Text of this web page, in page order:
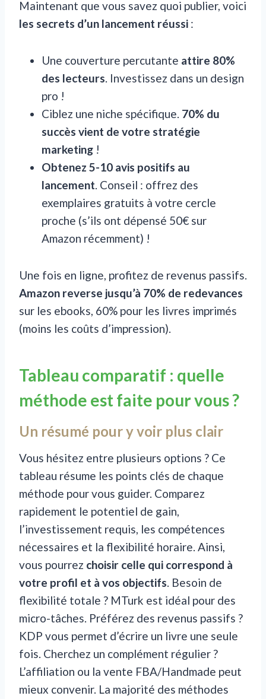
Maintenant que vous savez quoi publier, voici
les secrets d’un lancement réussi :
Une couverture percutante attire 80%
des lecteurs. Investissez dans un design
pro !
Ciblez une niche spécifique. 70% du
succès vient de votre stratégie
marketing !
Obtenez 5-10 avis positifs au
lancement. Conseil : offrez des
exemplaires gratuits à votre cercle
proche (s’ils ont dépensé 50€ sur
Amazon récemment) !
Une fois en ligne, profitez de revenus passifs.
Amazon reverse jusqu’à 70% de redevances
sur les ebooks, 60% pour les livres imprimés
(moins les coûts d’impression).
Tableau comparatif : quelle
méthode est faite pour vous ?
Un résumé pour y voir plus clair
Vous hésitez entre plusieurs options ? Ce
tableau résume les points clés de chaque
méthode pour vous guider. Comparez
rapidement le potentiel de gain,
l’investissement requis, les compétences
nécessaires et la flexibilité horaire. Ainsi,
vous pourrez choisir celle qui correspond à
votre profil et à vos objectifs. Besoin de
flexibilité totale ? MTurk est idéal pour des
micro-tâches. Préférez des revenus passifs ?
KDP vous permet d’écrire un livre une seule
fois. Cherchez un complément régulier ?
L’affiliation ou la vente FBA/Handmade peut
mieux convenir. La majorité des méthodes